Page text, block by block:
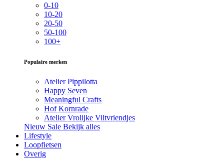
0-10
10-20
20-50
50-100
100+
Populaire merken
Atelier Pippilotta
Happy Seven
Meaningful Crafts
Hof Kornrade
Atelier Vrolijke Viltvriendjes
Nieuw Sale Bekijk alles
Lifestyle
Loopfietsen
Overig